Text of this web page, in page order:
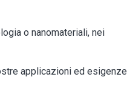
o nanomateriali, nei
applicazioni ed esigenze